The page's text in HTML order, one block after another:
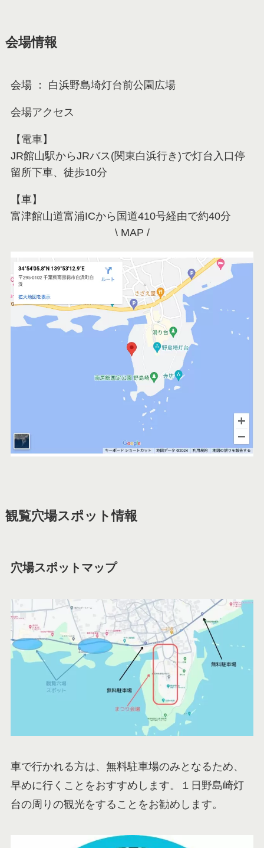
会場情報
会場 ： 白浜野島埼灯台前公園広場
会場アクセス
【電車】
JR館山駅からJRバス(関東白浜行き)で灯台入口停
留所下車、徒歩10分
【車】
富津館山道富浦ICから国道410号経由で約40分
\ MAP /
観覧穴場スポット情報
穴場スポットマップ
車で行かれる方は、無料駐車場のみとなるため、
早めに行くことをおすすめします。１日野島崎灯
台の周りの観光をすることをお勧めします。